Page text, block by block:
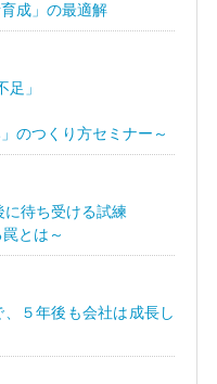
成」の最適解
」
のつくり方セミナー～
待ち受ける試練
とは～
５年後も会社は成長し